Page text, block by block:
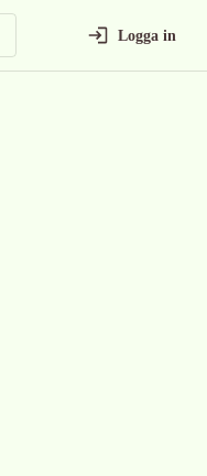
Logga in